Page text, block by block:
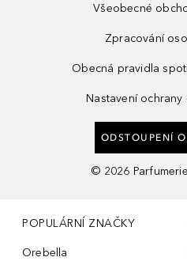
Všeobecné
Zpracování
Obecná pravidla
Nastavení
ODSTOUPENÍ
© 2026
POPULÁRNÍ ZNAČKY
Orebella